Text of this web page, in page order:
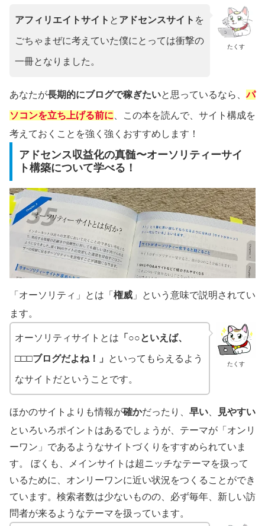
たくす
アフィリエイトサイト と アドセンスサイト を
ごちゃまぜに考えていた僕にとっては衝撃の
一冊となりました。
あなたが長期的にブログで稼ぎたいと思っているなら、パ
ソコンを立ち上げる前に 、この本を読んで、サイト構成を
考えておくことを強く強くおすすめします！
アドセンス収益化の真髄〜オーソリティーサイ
ト構築について学べる！
「オーソリティ」とは「 権威 」という意味で説明されてい
ます。
たくす
オーソリティサイトとは 「○○といえば、
□□□ブログだよね！」 といってもらえるよう
なサイトだということです。
ほかのサイトよりも情報が確かだったり、 早い、
見やすい
といろいろポイントはあるでしょうが、テーマが「オンリ
ーワン」であるようなサイトづくりをすすめられていま
す。 ぼくも、メインサイトは超ニッチなテーマを扱って
いるために、オンリーワンに近い状況をつくることができ
ています。検索者数は少ないものの、必ず毎年、新しい訪
問者が来るようなテーマを扱っています。